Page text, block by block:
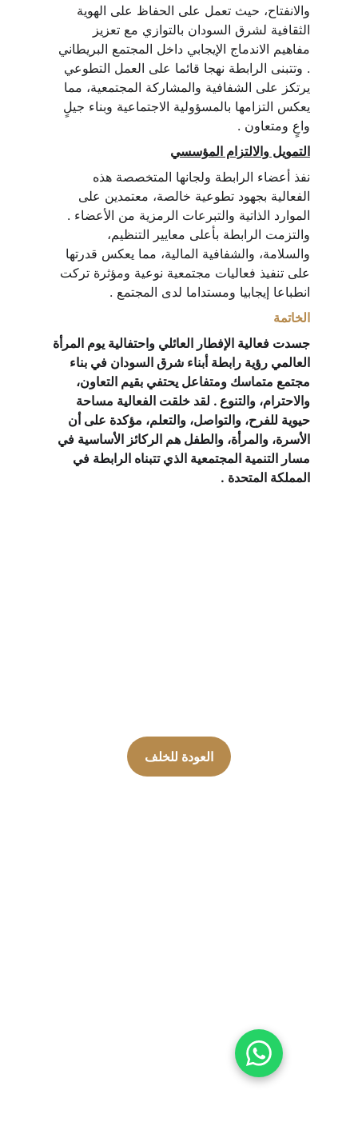
والانفتاح، حيث تعمل على الحفاظ على الهوية
الثقافية لشرق السودان بالتوازي مع تعزيز
مفاهيم الاندماج الإيجابي داخل المجتمع البريطاني
. وتتبنى الرابطة نهجا قائما على العمل التطوعي
يرتكز على الشفافية والمشاركة المجتمعية، مما
يعكس التزامها بالمسؤولية الاجتماعية وبناء جيلٍ
واعٍ ومتعاون .
التمويل والالتزام المؤسسي
نفذ أعضاء الرابطة ولجانها المتخصصة هذه
الفعالية بجهود تطوعية خالصة، معتمدين على
الموارد الذاتية والتبرعات الرمزية من الأعضاء .
والتزمت الرابطة بأعلى معايير التنظيم،
والسلامة، والشفافية المالية، مما يعكس قدرتها
على تنفيذ فعاليات مجتمعية نوعية ومؤثرة تركت
انطباعا إيجابيا ومستداما لدى المجتمع .
الخاتمة
جسدت فعالية الإفطار العائلي واحتفالية يوم المرأة
العالمي رؤية رابطة أبناء شرق السودان في بناء
مجتمع متماسك ومتفاعل يحتفي بقيم التعاون،
والاحترام، والتنوع . لقد خلقت الفعالية مساحة
حيوية للفرح، والتواصل، والتعلم، مؤكدة على أن
الأسرة، والمرأة، والطفل هم الركائز الأساسية في
مسار التنمية المجتمعية الذي تتبناه الرابطة في
المملكة المتحدة .
العودة للخلف